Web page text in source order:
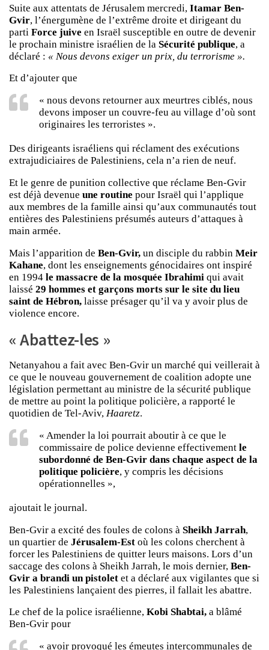
Suite aux attentats de Jérusalem mercredi, Itamar Ben-
Gvir, l’énergumène de l’extrême droite et dirigeant du
parti Force juive en Israël susceptible en outre de devenir
le prochain ministre israélien de la Sécurité publique, a
déclaré : « Nous devons exiger un prix, du terrorisme ».
Et d’ajouter que
« nous devons retourner aux meurtres ciblés, nous
devons imposer un couvre-feu au village d’où sont
originaires les terroristes ».
Des dirigeants israéliens qui réclament des exécutions
extrajudiciaires de Palestiniens, cela n’a rien de neuf.
Et le genre de punition collective que réclame Ben-Gvir
est déjà devenue une routine pour Israël qui l’applique
aux membres de la famille ainsi qu’aux communautés tout
entières des Palestiniens présumés auteurs d’attaques à
main armée.
Mais l’apparition de Ben-Gvir, un disciple du rabbin Meir
Kahane, dont les enseignements génocidaires ont inspiré
en 1994 le massacre de la mosquée Ibrahimi qui avait
laissé 29 hommes et garçons morts sur le site du lieu
saint de Hébron, laisse présager qu’il va y avoir plus de
violence encore.
« Abattez-les »
Netanyahou a fait avec Ben-Gvir un marché qui veillerait à
ce que le nouveau gouvernement de coalition adopte une
législation permettant au ministre de la sécurité publique
de mettre au point la politique policière, a rapporté le
quotidien de Tel-Aviv, Haaretz.
« Amender la loi pourrait aboutir à ce que le
commissaire de police devienne effectivement le
subordonné de Ben-Gvir dans chaque aspect de la
politique policière, y compris les décisions
opérationnelles »,
ajoutait le journal.
Ben-Gvir a excité des foules de colons à Sheikh Jarrah,
un quartier de Jérusalem-Est où les colons cherchent à
forcer les Palestiniens de quitter leurs maisons. Lors d’un
saccage des colons à Sheikh Jarrah, le mois dernier, Ben-
Gvir a brandi un pistolet et a déclaré aux vigilantes que si
les Palestiniens lançaient des pierres, il fallait les abattre.
Le chef de la police israélienne, Kobi Shabtai, a blâmé
Ben-Gvir pour
« avoir provoqué les émeutes intercommunales de